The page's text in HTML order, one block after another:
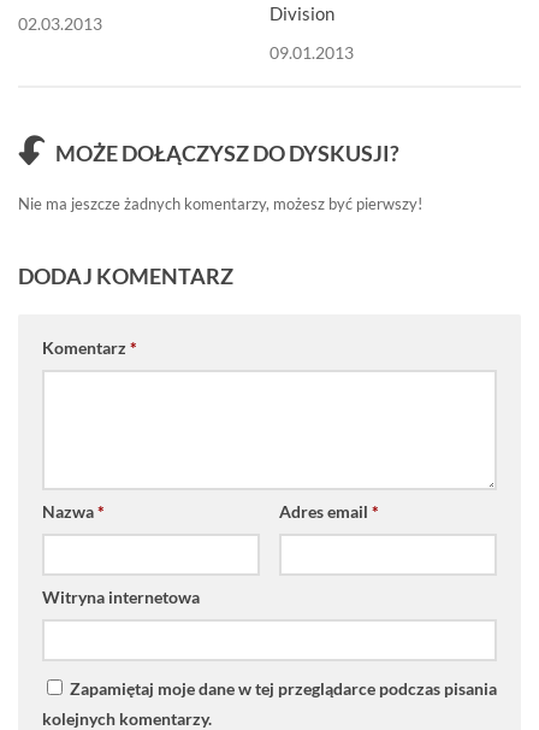
02.03.2013
Division
09.01.2013
MOŻE DOŁĄCZYSZ DO DYSKUSJI?
Nie ma jeszcze żadnych komentarzy, możesz być pierwszy!
DODAJ KOMENTARZ
Komentarz *
Nazwa* Adres email *
Witryna internetowa
Zapamiętaj moje dane w tej przeglądarce podczas pisania
kolejnych komentarzy.